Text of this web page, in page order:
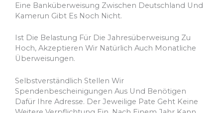
Eine Banküberweisung Zwischen Deutschland Und
Kamerun Gibt Es Noch Nicht.
Ist Die Belastung Für Die Jahresüberweisung Zu
Hoch, Akzeptieren Wir Natürlich Auch Monatliche
Überweisungen.
Selbstverständlich Stellen Wir
Spendenbescheinigungen Aus Und Benötigen
Dafür Ihre Adresse. Der Jeweilige Pate Geht Keine